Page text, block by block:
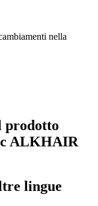
nella
prodotto
ALKHAIR
lingue